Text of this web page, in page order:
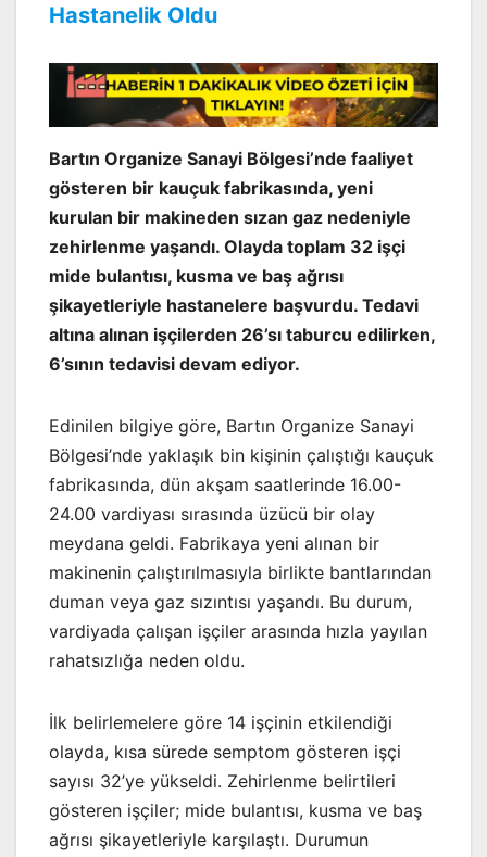
Hastanelik Oldu
Bartın Organize Sanayi Bölgesi’nde faaliyet
gösteren bir kauçuk fabrikasında, yeni
kurulan bir makineden sızan gaz nedeniyle
zehirlenme yaşandı. Olayda toplam 32 işçi
mide bulantısı, kusma ve baş ağrısı
şikayetleriyle hastanelere başvurdu. Tedavi
altına alınan işçilerden 26’sı taburcu edilirken,
6’sının tedavisi devam ediyor.
Edinilen bilgiye göre, Bartın Organize Sanayi
Bölgesi’nde yaklaşık bin kişinin çalıştığı kauçuk
fabrikasında, dün akşam saatlerinde 16.00-
24.00 vardiyası sırasında üzücü bir olay
meydana geldi. Fabrikaya yeni alınan bir
makinenin çalıştırılmasıyla birlikte bantlarından
duman veya gaz sızıntısı yaşandı. Bu durum,
vardiyada çalışan işçiler arasında hızla yayılan
rahatsızlığa neden oldu.
İlk belirlemelere göre 14 işçinin etkilendiği
olayda, kısa sürede semptom gösteren işçi
sayısı 32’ye yükseldi. Zehirlenme belirtileri
gösteren işçiler; mide bulantısı, kusma ve baş
ağrısı şikayetleriyle karşılaştı. Durumun